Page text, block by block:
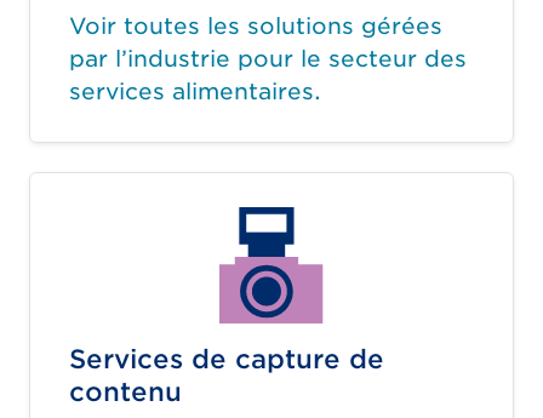
Voir toutes les solutions gérées
par l’industrie pour le secteur des
services alimentaires.
Services de capture de
contenu